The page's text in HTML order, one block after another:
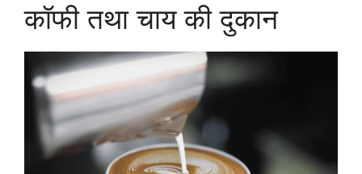
कॉफी तथा चाय की दुकान